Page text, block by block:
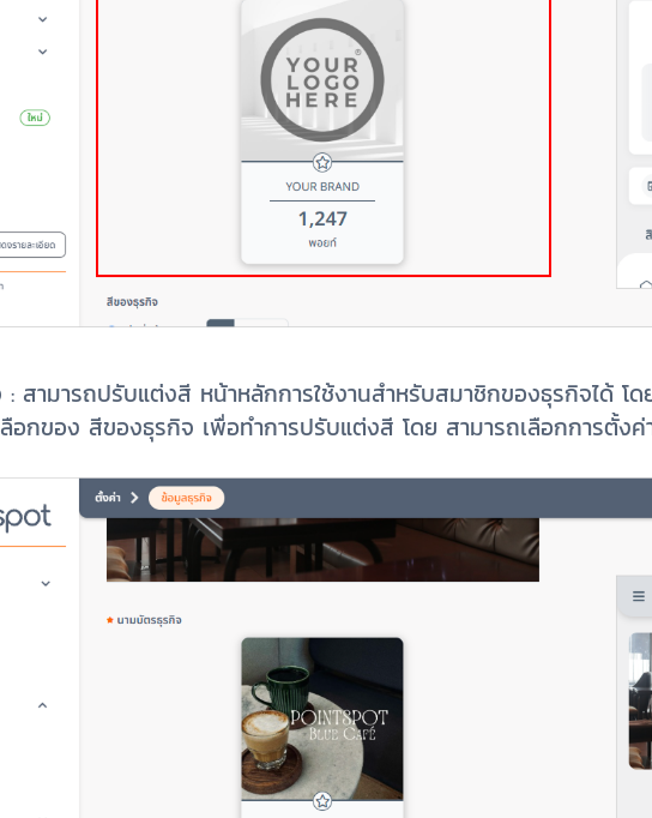
สามารถปรับแต่งสี หน้าหลักการใช้งานสำหรับสมาชิกของธุรกิจได้ โ
ลือกของ สีของธุรกิจ เพื่อทำการปรับแต่งสี โดย สามารถเลือกการตั้ง